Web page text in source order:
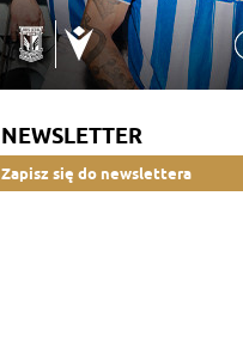
NEWSLETTER
Zapisz się do newslettera